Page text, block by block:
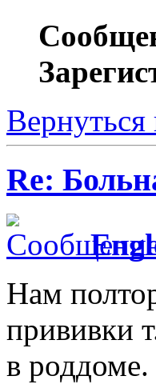
Вернуться
Re:
Нам
прививки
в